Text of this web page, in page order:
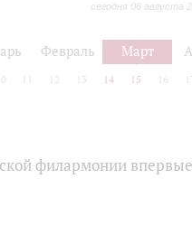
сегодня 06 августа
Февраль Март
10 12 13 14 15 16
филармонии